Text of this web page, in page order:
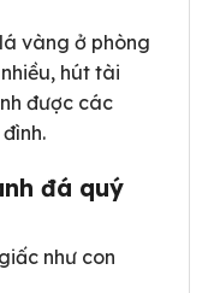
vàng ở phòng
hút tài
được các
đá quý
như con